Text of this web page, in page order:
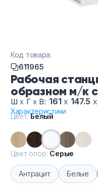
Рабочая
образном м/к
шкафом-купе
Бе-Се, цвет
Серые
Шх Г х В: 161х 147.5 х
Характеристики
Код товара:
611965
Цвет:Белый
Цвет опор: Серые
Антрацит Белые
Кашпо